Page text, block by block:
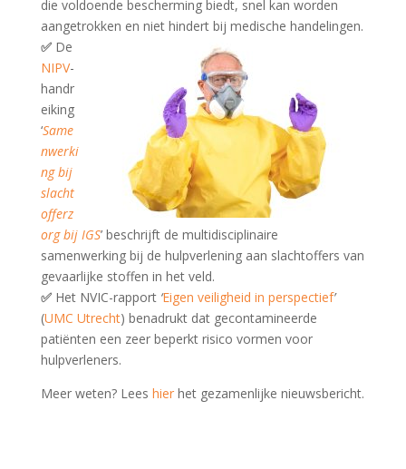
die voldoende bescherming biedt, snel kan worden
aangetrokken en niet hindert bij medische handelingen.
✅ De
NIPV-
handr
eiking
‘Same
nwerki
ng bij
slacht
offerz
org bij IGS’ beschrijft de multidisciplinaire
samenwerking bij de hulpverlening aan slachtoffers van
gevaarlijke stoffen in het veld.
✅ Het NVIC-rapport ‘Eigen veiligheid in perspectief’
(UMC Utrecht) benadrukt dat gecontamineerde
patiënten een zeer beperkt risico vormen voor
hulpverleners.
Meer weten? Lees hierhet gezamenlijke nieuwsbericht.